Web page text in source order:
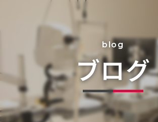
なるべく早く
ブログ
blog